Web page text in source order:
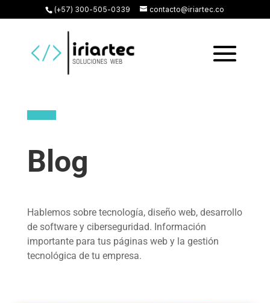
(+57) 300-505-0339 contacto@iriartec.co
Blog
Hablemos sobre tecnología, diseño web, desarrollo
de software y ciberseguridad. Información
importante para tus páginas web y la gestión
tecnológica de tu empresa.